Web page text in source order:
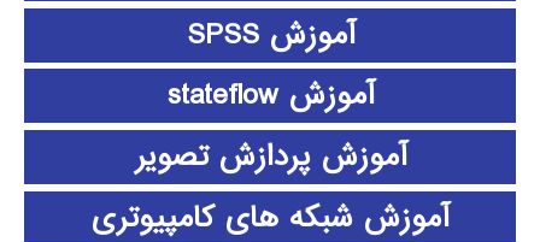
آموزش SPSS
آموزش stateflow
آموزش پردازش تصویر
آموزش شبکه های کامپیوتری